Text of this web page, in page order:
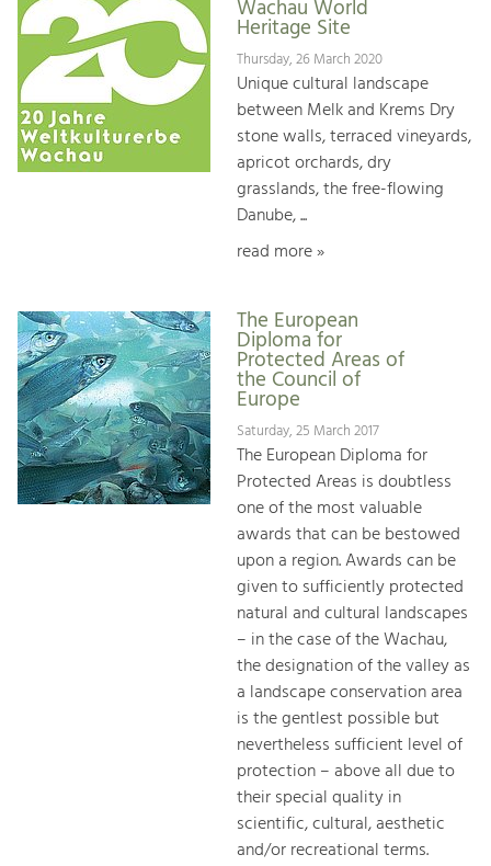
Wachau World
Heritage Site
Thursday, 26 March 2020
Unique cultural landscape
between Melk and Krems Dry
stone walls, terraced vineyards,
apricot orchards, dry
grasslands, the free-flowing
Danube, ...
read more »
The European
Diploma for
Protected Areas of
the Council of
Europe
Saturday, 25 March 2017
The European Diploma for
Protected Areas is doubtless
one of the most valuable
awards that can be bestowed
upon a region. Awards can be
given to sufficiently protected
natural and cultural landscapes
– in the case of the Wachau,
the designation of the valley as
a landscape conservation area
is the gentlest possible but
nevertheless sufficient level of
protection – above all due to
their special quality in
scientific, cultural, aesthetic
and/or recreational terms.